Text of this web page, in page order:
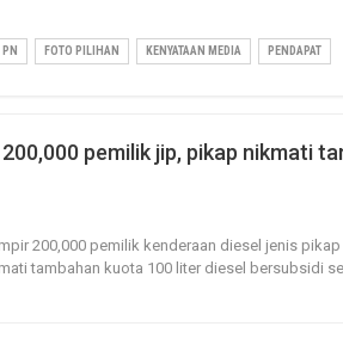
PN FOTO PILIHAN KENYATAAN MEDIA PENDAPAT
pemilik jip, pikap nikmati
200,000 pemilik kenderaan diesel jenis
tambahan kuota 100 liter diesel bersubsidi